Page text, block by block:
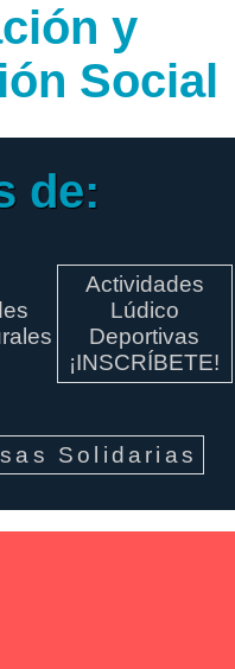
y
Social
de:
Actividades
Lúdico
Deportivas
¡INSCRÍBETE!
Solidarias